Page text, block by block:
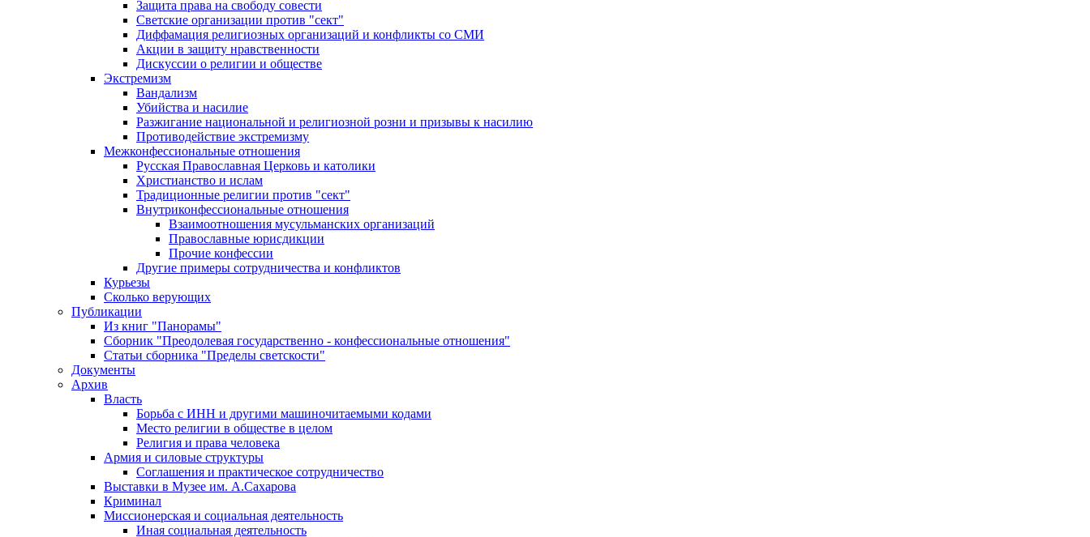
Защита права на свободу совести
Светские организации против "сект"
Диффамация религиозных организаций и конфликты со СМИ
Акции в защиту нравственности
Дискуссии о религии и обществе
Экстремизм
Вандализм
Убийства и насилие
Разжигание национальной и религиозной розни и призывы к насилию
Противодействие экстремизму
Межконфессиональные отношения
Русская Православная Церковь и католики
Христианство и ислам
Традиционные религии против "сект"
Внутриконфессиональные отношения
Взаимоотношения мусульманских организаций
Православные юрисдикции
Прочие конфессии
Другие примеры сотрудничества и конфликтов
Курьезы
Сколько верующих
Публикации
Из книг "Панорамы"
Сборник "Преодолевая государственно - конфессиональные отношения"
Статьи сборника "Пределы светскости"
Документы
Архив
Власть
Борьба с ИНН и другими машиночитаемыми кодами
Место религии в обществе в целом
Религия и права человека
Армия и силовые структуры
Соглашения и практическое сотрудничество
Выставки в Музее им. А.Сахарова
Криминал
Миссионерская и социальная деятельность
Иная социальная деятельность